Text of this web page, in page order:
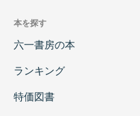
本を探す
六一書房の本
ランキング
特価図書